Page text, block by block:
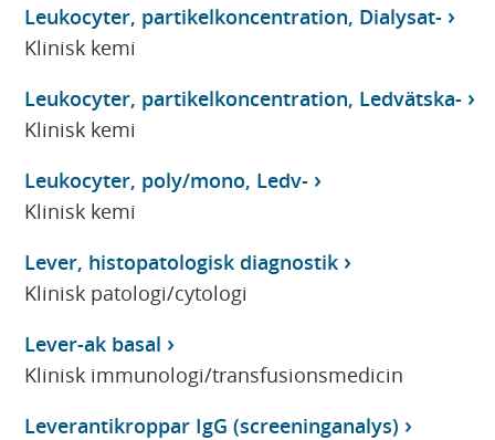
Leukocyter, partikelkoncentration, Dialysat-
Klinisk kemi
Leukocyter, partikelkoncentration, Ledvätska-
Klinisk kemi
Leukocyter, poly/mono, Ledv-
Klinisk kemi
Lever, histopatologisk diagnostik
Klinisk patologi/cytologi
Lever-ak basal
Klinisk immunologi/transfusionsmedicin
Leverantikroppar IgG (screeninganalys)